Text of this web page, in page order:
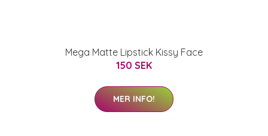
Mega Matte Lipstick Kissy Face
150 SEK
MER INFO!